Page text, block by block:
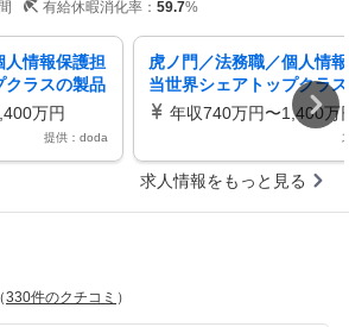
有給休暇消化率： 59.7%
人情報保護担
クラスの製品
在宅勤務可
万円
提供：doda
虎ノ門／法務職／個人情
当世界シェアトップクラ
多数／プライム上場／在
年収740万円〜1,400万
求人情報をもっと見る
（330件のクチコミ ）